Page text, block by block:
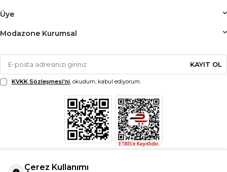
Üye
Modazone Kurumsal
KAYIT OL
KVKK Sözleşmesi'ni, okudum, kabul ediyorum.
Çerez Kullanımı